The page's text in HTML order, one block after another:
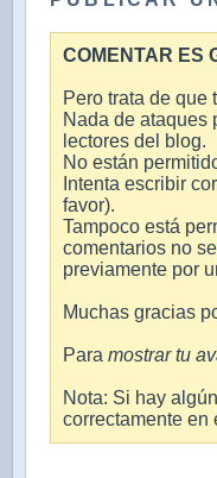
COMENTAR ES
Pero trata de que
Nada de ataques
lectores del blog.
No están
Intenta escribir
favor).
Tampoco está
comentarios no
previamente por
Muchas gracias
Para mostrar tu
Nota: Si hay
correctamente en